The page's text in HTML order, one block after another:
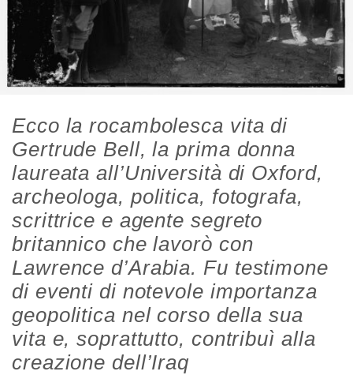
Ecco la rocambolesca vita di
Gertrude Bell, la prima donna
laureata all’Università di Oxford,
archeologa, politica, fotografa,
scrittrice e agente segreto
britannico che lavorò con
Lawrence d’Arabia. Fu testimone
di eventi di notevole importanza
geopolitica nel corso della sua
vita e, soprattutto, contribuì alla
creazione dell’Iraq